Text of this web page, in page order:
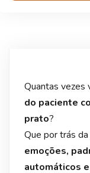
Quantas vezes
do paciente
prato?
Que por trás
emoções,
automáticos